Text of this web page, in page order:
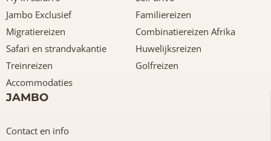
Jambo Exclusief
Familiereizen
Migratiereizen
Combinatiereizen Afrika
Safari en strandvakantie
Huwelijksreizen
Treinreizen
Golfreizen
Accommodaties
JAMBO
Contact en info